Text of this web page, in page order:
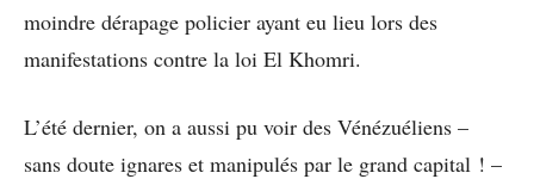
moindre dérapage policier ayant eu lieu lors des
manifestations contre la loi El Khomri.
L’été dernier, on a aussi pu voir des Vénézuéliens –
sans doute ignares et manipulés par le grand capital ! –